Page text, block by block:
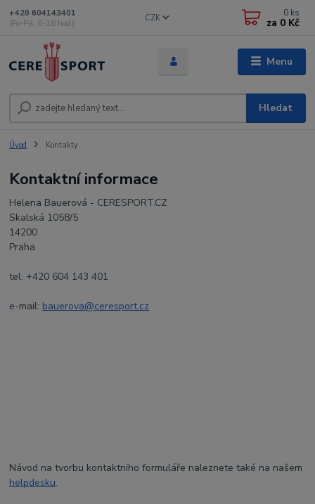
Menu
CZK
Hledat
+420 604143401
(Po-Pá, 8-18 hod.)
0 ks
za 0 Kč
Úvod Kontakty
Kontaktní informace
Helena Bauerová - CERESPORT.CZ
Skalská 1058/5
14200
Praha
tel: +420 604 143 401
e-mail: bauerova@ceresport.cz
Návod na tvorbu kontaktního formuláře naleznete také na našem
helpdesku.